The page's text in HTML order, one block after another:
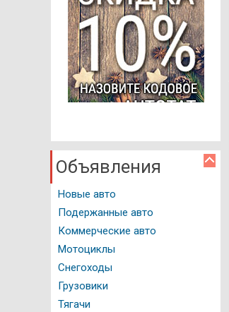
Объявления
Новые авто
Подержанные авто
Коммерческие авто
Мотоциклы
Снегоходы
Грузовики
Тягачи
Автострахование
Грузоперевозки
Эвакуаторы
Такси Казань
Автокредиты
Авто программы
Водительское удостоверение
ГИБДД Казань
Документация
Как это работает
Автомойки